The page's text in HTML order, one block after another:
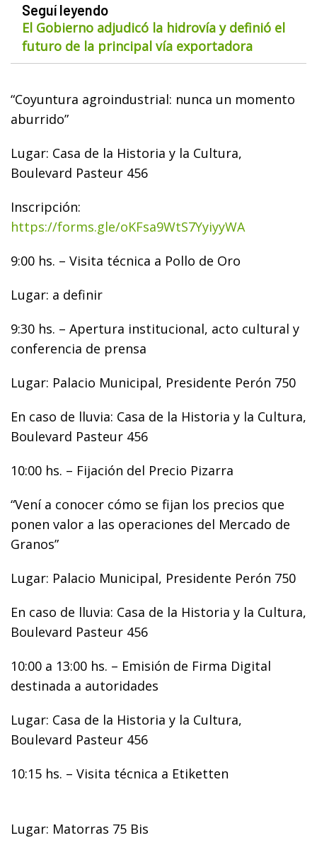
Seguí leyendo
El Gobierno adjudicó la hidrovía y definió el
futuro de la principal vía exportadora
“Coyuntura agroindustrial: nunca un momento
aburrido”
Lugar: Casa de la Historia y la Cultura,
Boulevard Pasteur 456
Inscripción:
https://forms.gle/oKFsa9WtS7YyiyyWA
9:00 hs. – Visita técnica a Pollo de Oro
Lugar: a definir
9:30 hs. – Apertura institucional, acto cultural y
conferencia de prensa
Lugar: Palacio Municipal, Presidente Perón 750
En caso de lluvia: Casa de la Historia y la Cultura,
Boulevard Pasteur 456
10:00 hs. – Fijación del Precio Pizarra
“Vení a conocer cómo se fijan los precios que
ponen valor a las operaciones del Mercado de
Granos”
Lugar: Palacio Municipal, Presidente Perón 750
En caso de lluvia: Casa de la Historia y la Cultura,
Boulevard Pasteur 456
10:00 a 13:00 hs. – Emisión de Firma Digital
destinada a autoridades
Lugar: Casa de la Historia y la Cultura,
Boulevard Pasteur 456
10:15 hs. – Visita técnica a Etiketten
Lugar: Matorras 75 Bis